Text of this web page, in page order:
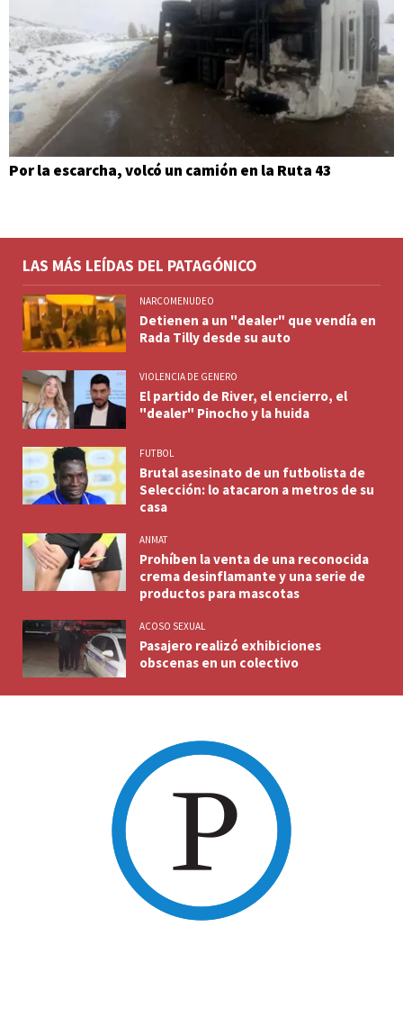
Por la escarcha, volcó un camión en la Ruta 43
LAS MÁS LEÍDAS DEL PATAGÓNICO
NARCOMENUDEO
Detienen a un "dealer" que vendía en
Rada Tilly desde su auto
VIOLENCIA DE GENERO
El partido de River, el encierro, el
"dealer" Pinocho y la huida
FUTBOL
Brutal asesinato de un futbolista de
Selección: lo atacaron a metros de su
casa
ANMAT
Prohíben la venta de una reconocida
crema desinflamante y una serie de
productos para mascotas
ACOSO SEXUAL
Pasajero realizó exhibiciones
obscenas en un colectivo